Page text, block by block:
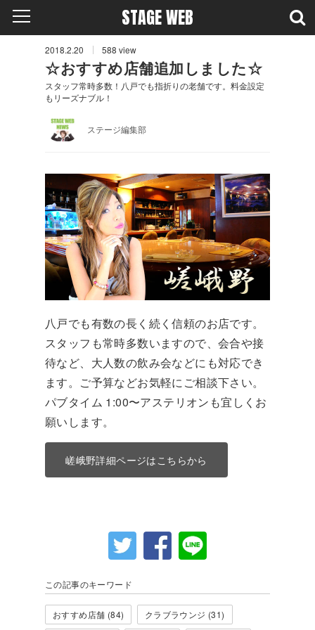
STAGE WEB
2018.2.20 588 view
☆おすすめ店舗追加しました☆
スタッフ常時多数！八戸でも指折りの老舗です。料金設定
もリーズナブル！
ステージ編集部
八戸でも有数の長く続く信頼のお店です。
スタッフも常時多数いますので、会合や接
待など、大人数の飲み会などにも対応でき
ます。ご予算などお気軽にご相談下さい。
パブタイム 1:00〜アステリオンも宜しくお
願いします。
嵯峨野詳細ページはこちらから
この記事のキーワード
おすすめ店舗 (84) クラブラウンジ (31)